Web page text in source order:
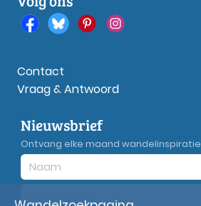
Contact
Vraag & Antwoord
Nieuwsbrief
Ontvang elke maand wandelinspiratie